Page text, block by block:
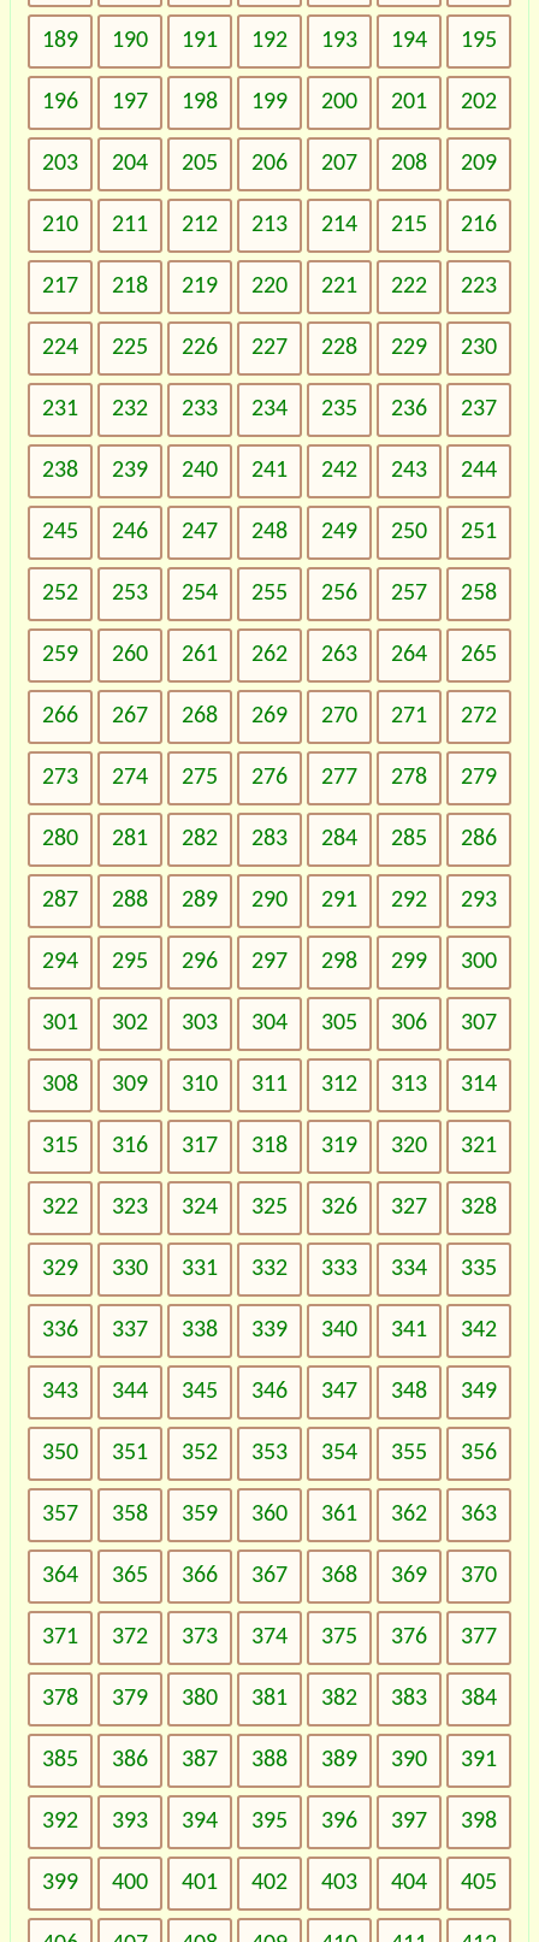
189 190 191 192 193 194 195
196 197 198 199 200 201 202
203 204 205 206 207 208 209
210 211 212 213 214 215 216
217 218 219 220 221 222 223
224 225 226 227 228 229 230
231 232 233 234 235 236 237
238 239 240 241 242 243 244
245 246 247 248 249 250 251
252 253 254 255 256 257 258
259 260 261 262 263 264 265
266 267 268 269 270 271 272
273 274 275 276 277 278 279
280 281 282 283 284 285 286
287 288 289 290 291 292 293
294 295 296 297 298 299 300
301 302 303 304 305 306 307
308 309 310 311 312 313 314
315 316 317 318 319 320 321
322 323 324 325 326 327 328
329 330 331 332 333 334 335
336 337 338 339 340 341 342
343 344 345 346 347 348 349
350 351 352 353 354 355 356
357 358 359 360 361 362 363
364 365 366 367 368 369 370
371 372 373 374 375 376 377
378 379 380 381 382 383 384
385 386 387 388 389 390 391
392 393 394 395 396 397 398
399 400 401 402 403 404 405